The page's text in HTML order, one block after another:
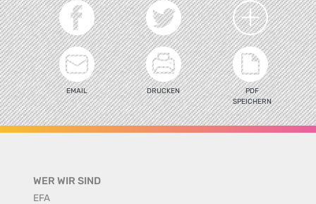
EMAIL DRUCKEN
PDF
SPEICHERN
WER WIR SIND
EFA